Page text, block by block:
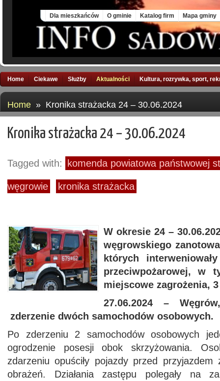
Dla mieszkańców O gminie Katalog firm Mapa gminy
Home Ciekawe Służby Aktualności Kultura, rozrywka, sport,
Home » Kronika strażacka 24 – 30.06.2024
Kronika strażacka 24 – 30.06.2024
Tagged with: komenda powiatowa państwowej
węgrowie kronika strażacka
W okresie 24 –
węgrowskiego
których interweniowały
przeciwpożarowej, w
miejscowe zagrożenia,
27.06.2024 –
zderzenie dwóch samochodów osobowych.
Po zderzeniu 2 samochodów osobowych
ogrodzenie posesji obok skrzyżowania.
zdarzeniu opuściły pojazdy przed przyjazdem
obrażeń. Działania zastępu polegały na